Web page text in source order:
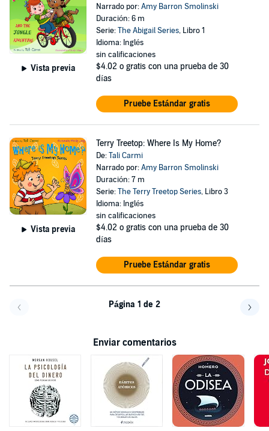
Vista previa
Narrado por:Amy Barron Smolinski
Duración: 6 m
Serie:The Abigail Series, Libro 1
Idioma: Inglés
sin calificaciones
$4.02 o gratis con una prueba de 30
días
Pruebe Estándar gratis
Vista previa
Terry Treetop: Where Is My Home?
De:Tali Carmi
Narrado por:Amy Barron Smolinski
Duración: 7 m
Serie:The Terry Treetop Series, Libro 3
Idioma: Inglés
sin calificaciones
$4.02 o gratis con una prueba de 30
días
Pruebe Estándar gratis
Página 1 de 2
Enviar comentarios